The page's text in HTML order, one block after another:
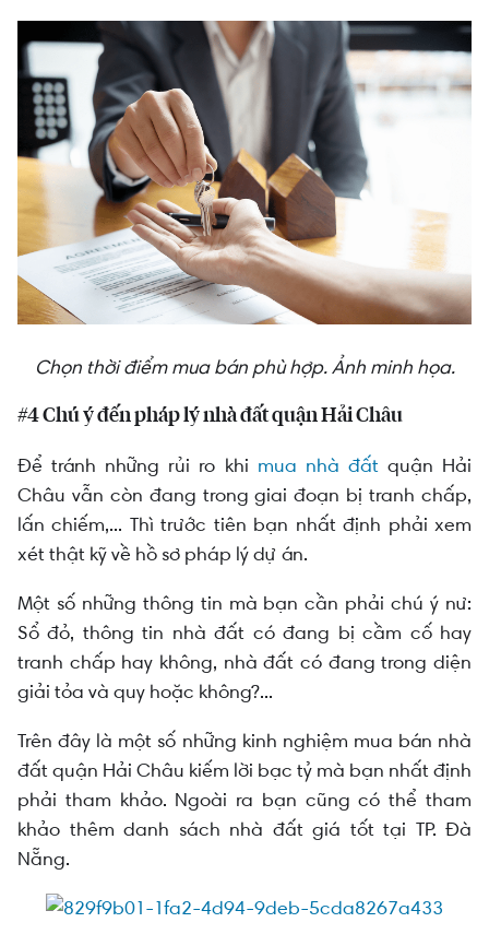
Chọn thời điểm mua bán phù hợp. Ảnh minh họa.
#4 Chú ý đến pháp lý nhà đất quận Hải Châu
Để tránh những rủi ro khi mua nhà đấtquận Hải
Châu vẫn còn đang trong giai đoạn bị tranh chấp,
lấn chiếm,... Thì trước tiên bạn nhất định phải xem
xét thật kỹ về hồ sơ pháp lý dự án.
Một số những thông tin mà bạn cần phải chú ý nư:
Sổ đỏ, thông tin nhà đất có đang bị cầm cố hay
tranh chấp hay không, nhà đất có đang trong diện
giải tỏa và quy hoặc không?...
Trên đây là một số những kinh nghiệm mua bán nhà
đất quận Hải Châu kiếm lời bạc tỷ mà bạn nhất định
phải tham khảo. Ngoài ra bạn cũng có thể tham
khảo thêm danh sách nhà đất giá tốt tại TP. Đà
Nẵng.